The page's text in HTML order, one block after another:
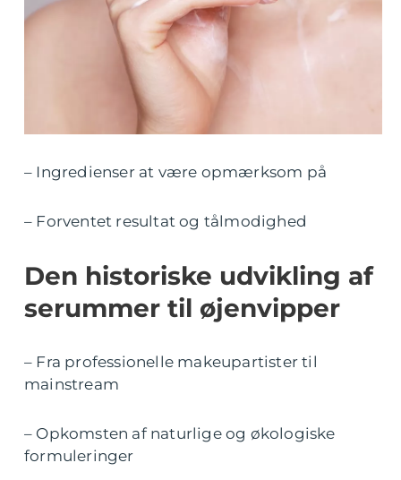
– Ingredienser at være opmærksom på
– Forventet resultat og tålmodighed
Den historiske udvikling af
serummer til øjenvipper
– Fra professionelle makeupartister til
mainstream
– Opkomsten af naturlige og økologiske
formuleringer